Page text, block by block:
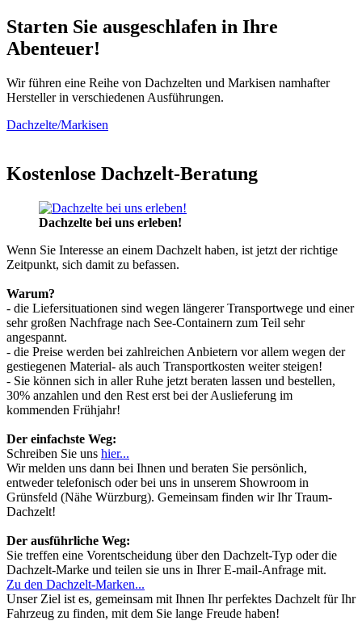
Starten Sie ausgeschlafen in Ihre
Abenteuer!
Wir führen eine Reihe von Dachzelten und Markisen namhafter
Hersteller in verschiedenen Ausführungen.
Dachzelte/Markisen
Kostenlose Dachzelt-Beratung
Dachzelte bei uns erleben!
Wenn Sie Interesse an einem Dachzelt haben, ist jetzt der richtige
Zeitpunkt, sich damit zu befassen.
Warum?
- die Liefersituationen sind wegen längerer Transportwege und einer
sehr großen Nachfrage nach See-Containern zum Teil sehr
angespannt.
- die Preise werden bei zahlreichen Anbietern vor allem wegen der
gestiegenen Material- als auch Transportkosten weiter steigen!
- Sie können sich in aller Ruhe jetzt beraten lassen und bestellen,
30% anzahlen und den Rest erst bei der Auslieferung im
kommenden Frühjahr!
Der einfachste Weg:
Schreiben Sie uns hier...
Wir melden uns dann bei Ihnen und beraten Sie persönlich,
entweder telefonisch oder bei uns in unserem Showroom in
Grünsfeld (Nähe Würzburg). Gemeinsam finden wir Ihr Traum-
Dachzelt!
Der ausführliche Weg:
Sie treffen eine Vorentscheidung über den Dachzelt-Typ oder die
Dachzelt-Marke und teilen sie uns in Ihrer E-mail-Anfrage mit.
Zu den Dachzelt-Marken...
Unser Ziel ist es, gemeinsam mit Ihnen Ihr perfektes Dachzelt für Ihr
Fahrzeug zu finden, mit dem Sie lange Freude haben!